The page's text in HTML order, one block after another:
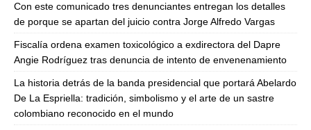
Con este comunicado tres denunciantes entregan los detalles
de porque se apartan del juicio contra Jorge Alfredo Vargas
Fiscalía ordena examen toxicológico a exdirectora del Dapre
Angie Rodríguez tras denuncia de intento de envenenamiento
La historia detrás de la banda presidencial que portará Abelardo
De La Espriella: tradición, simbolismo y el arte de un sastre
colombiano reconocido en el mundo